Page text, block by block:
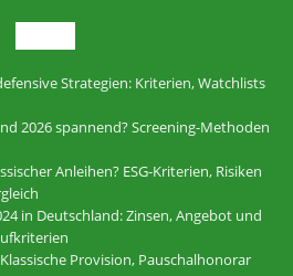
Strategien: Kriterien, Watchlists
2026 spannend? Screening-Methoden
Anleihen? ESG-Kriterien, Risiken
in Deutschland: Zinsen, Angebot und
Provision, Pauschalhonorar